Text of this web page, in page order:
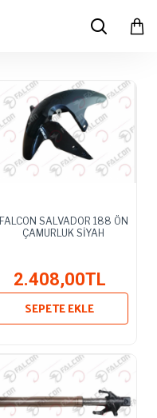
FALCON SALVADOR 188 ÖN
ÇAMURLUK SİYAH
2.408,00TL
SEPETE EKLE